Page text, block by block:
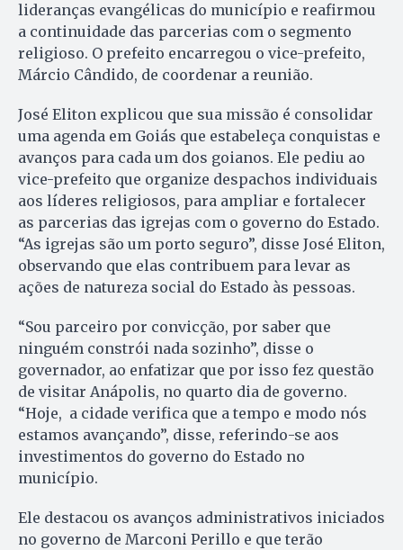
lideranças evangélicas do município e reafirmou
a continuidade das parcerias com o segmento
religioso. O prefeito encarregou o vice-prefeito,
Márcio Cândido, de coordenar a reunião.
José Eliton explicou que sua missão é consolidar
uma agenda em Goiás que estabeleça conquistas e
avanços para cada um dos goianos. Ele pediu ao
vice-prefeito que organize despachos individuais
aos líderes religiosos, para ampliar e fortalecer
as parcerias das igrejas com o governo do Estado.
“As igrejas são um porto seguro”, disse José Eliton,
observando que elas contribuem para levar as
ações de natureza social do Estado às pessoas.
“Sou parceiro por convicção, por saber que
ninguém constrói nada sozinho”, disse o
governador, ao enfatizar que por isso fez questão
de visitar Anápolis, no quarto dia de governo.
“Hoje, a cidade verifica que a tempo e modo nós
estamos avançando”, disse, referindo-se aos
investimentos do governo do Estado no
município.
Ele destacou os avanços administrativos iniciados
no governo de Marconi Perillo e que terão